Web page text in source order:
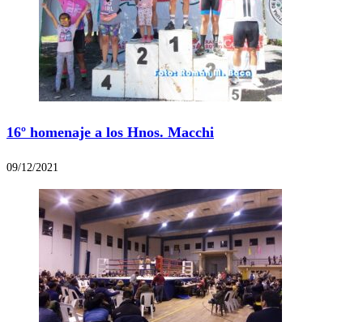
16º homenaje a los Hnos. Macchi
09/12/2021